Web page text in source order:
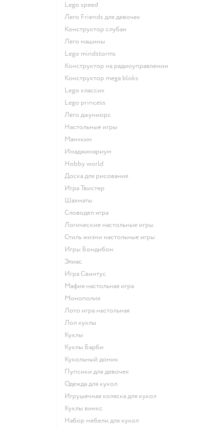
Lego speed
Лего Friends для девочек
Конструктор слубан
Лего машины
Lego mindstorms
Конструктор на радиоуправлении
Конструктор mega bloks
Lego классик
Lego princess
Лего джуниорс
Настольные игры
Манчкин
Имаджинариум
Hobby world
Доска для рисования
Игра Твистер
Шахматы
Словодел игра
Логические настольные игры
Стиль жизни настольные игры
Игры Бондибон
Элиас
Игра Свинтус
Мафия настольная игра
Монополия
Лото игра настольная
Лол куклы
Куклы
Куклы Барби
Кукольный домик
Пупсики для девочек
Одежда для кукол
Игрушечная коляска для кукол
Куклы винкс
Набор мебели для кукол